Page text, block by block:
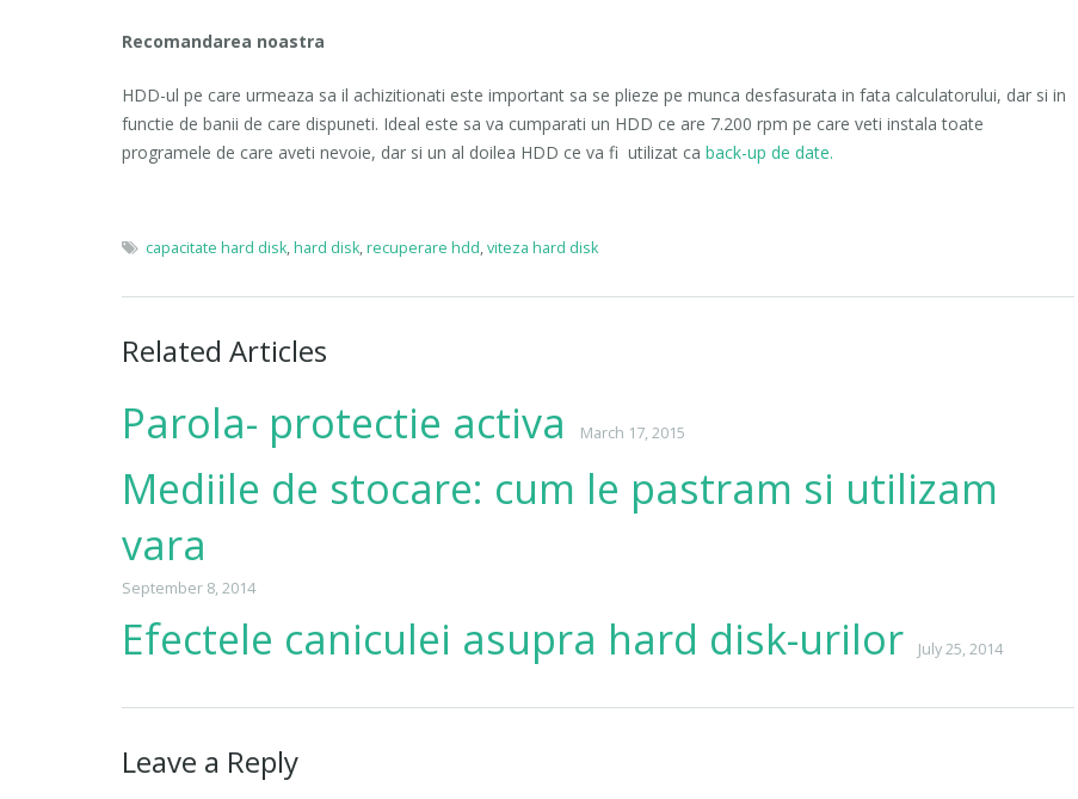
Recomandarea noastra
HDD-ul pe care urmeaza sa il achizitionati este important sa se plieze pe munca desfasurata in fata calculatorului, dar si in
functie de banii de care dispuneti. Ideal este sa va cumparati un HDD ce are 7.200 rpm pe care veti instala toate
programele de care aveti nevoie, dar si un al doilea HDD ce va fi utilizat ca back-up de date.
capacitate hard disk,hard disk,recuperare hdd,viteza hard disk
Related Articles
Parola- protectie activa March 17, 2015
Mediile de stocare: cum le pastram si utilizam
vara
September 8, 2014
Efectele caniculei asupra hard disk-urilor July 25, 2014
Leave a Reply